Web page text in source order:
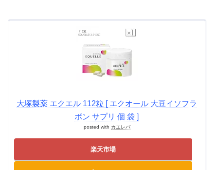
大塚製薬 エクエル 112粒 [ エクオール 大豆イソフラ
ボン サプリ 個 袋 ]
posted with カエレバ
楽天市場